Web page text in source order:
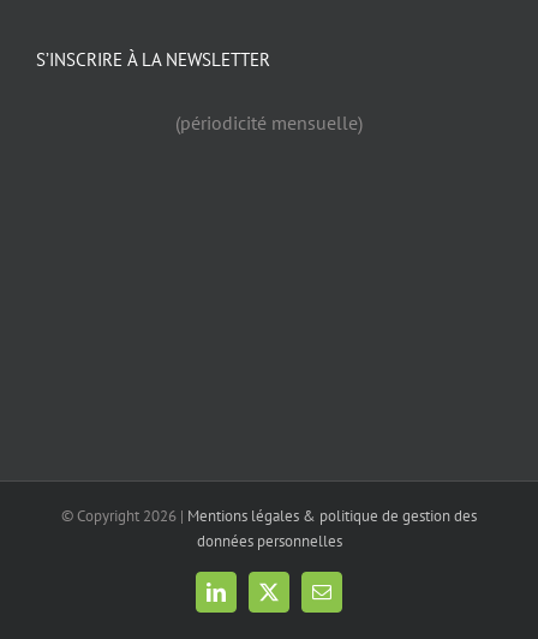
S’INSCRIRE À LA NEWSLETTER
(périodicité mensuelle)
© Copyright 2026 | Mentions légales & politique de gestion des
données personnelles
LinkedIn
X Email